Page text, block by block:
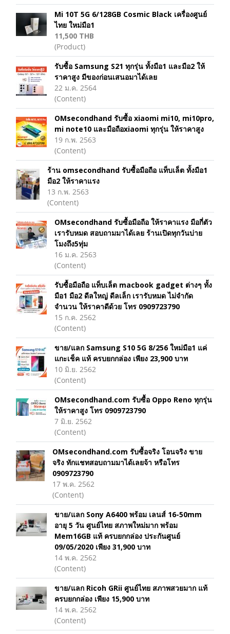
Mi 10T 5G 6/128GB Cosmic Black เครื่องศูนย์
ไทย ใหม่มือ1
11,500 THB
(Product)
รับซื้อ Samsung S21 ทุกรุ่น ทั้งมือ1 และมือ2 ให้
ราคาสูง มีของก่อนเสนอมาได้เลย
22 ม.ค. 2564
(Content)
OMsecondhand รับซื้อ xiaomi mi10, mi10pro,
mi note10 และมือถือxiaomi ทุกรุ่น ให้ราคาสูง
19 ก.พ. 2563
(Content)
ร้าน omsecondhand รับซื้อมือถือ แท็บเล็ต ทั้งมือ1
มือ2 ให้ราคาแรง
13 ก.พ. 2563
(Content)
OMsecondhand รับซื้อมือถือ ให้ราคาแรง มือกี่ตัว
เรารับหมด สอบถามมาได้เลย ร้านเปิดทุกวันบ่าย
โมงถึง5ทุ่ม
16 ม.ค. 2563
(Content)
รับซื้อมือถือ แท็บเล็ต macbook gadget ต่างๆ ทั้ง
มือ1 มือ2 ดีลใหญ่ ดีลเล็ก เรารับหมด ไม่จำกัด
จำนวน ให้ราคาดีด้วย โทร 0909723790
15 ก.ค. 2562
(Content)
ขาย/แลก Samsung S10 5G 8/256 ใหม่มือ1 แค่
แกะเช็ค แท้ ครบยกกล่อง เพียง 23,900 บาท
10 มิ.ย. 2562
(Content)
OMsecondhand.com รับซื้อ Oppo Reno ทุกรุ่น
ให้ราคาสูง โทร 0909723790
7 มิ.ย. 2562
(Content)
OMsecondhand.com รับซื้อจริง โอนจริง ขาย
จริง ทักแชทสอบถามมาได้เลยจ้า หรือโทร
0909723790
17 พ.ค. 2562
(Content)
ขาย/แลก Sony A6400 พร้อม เลนส์ 16-50mm
อายุ 5 วัน ศูนย์ไทย สภาพใหม่มาก พร้อม
Mem16GB แท้ ครบยกกล่อง ประกันศูนย์
09/05/2020 เพียง 31,900 บาท
14 พ.ค. 2562
(Content)
ขาย/แลก Ricoh GRii ศูนย์ไทย สภาพสวยมาก แท้
ครบยกกล่อง เพียง 15,900 บาท
14 พ.ค. 2562
(Content)